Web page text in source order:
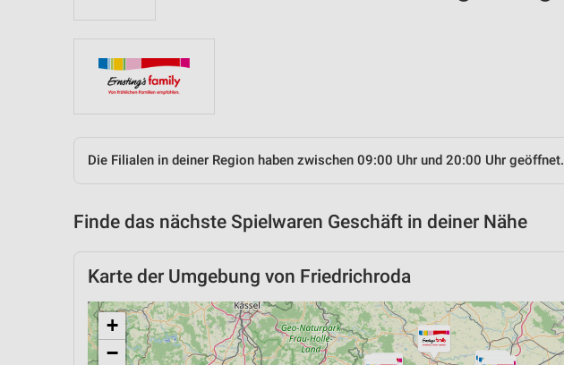
Die Filialen in deiner Region haben zwischen 09:00 Uhr und 20:00 Uhr geöffnet.
Finde das nächste Spielwaren Geschäft in deiner Nähe
Karte der Umgebung von Friedrichroda
+
−